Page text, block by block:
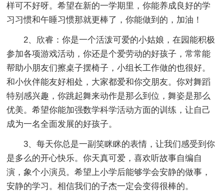
样可不好呀。希望在新的一学期里，你能养成良好的学
习习惯和午睡习惯那就更棒了，你能做到的，加油！
2、欣睿：你是一个活泼可爱的小姑娘，在园能积极
参加各项游戏活动，你还是个爱劳动的好孩子，常常能
帮助小朋友们擦桌子摆椅子，小组长工作做的也很好。
和小伙伴能友好相处，大家都爱和你交朋友。你对舞蹈
特别感兴趣，你跳起舞来动作是那么到位，舞姿是那么
优美。希望你能加强数学科学活动方面的训练，让自己
成为一名全面发展的好孩子。
3、每天你总是一副笑眯眯的表情，让我们感受到你
是多么的开心快乐。你天真可爱，喜欢听故事自编自
演，象个小演员。希望上小学后能够学会安静的做事，
安静的学习。相信我们的子杰一定会变得很棒的。